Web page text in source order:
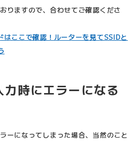
りますので、合わせてご確認くださ
ここで確認！ルーターを見てSSIDと
時にエラーになる
ーになってしまった場合、当然のこと